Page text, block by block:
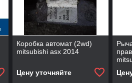
Коробка автомат (2wd)
mitsubishi asx 2014
Цену уточняйте